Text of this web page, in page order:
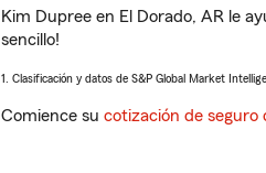
Kim Dupree en El Dorado, AR le
sencillo!
1. Clasificación y datos de S&P Global Market
Comience su cotización de seguro